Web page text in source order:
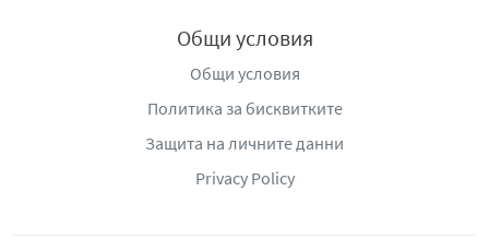
Общи условия
Общи условия
Политика за бисквитките
Защита на личните данни
Privacy Policy